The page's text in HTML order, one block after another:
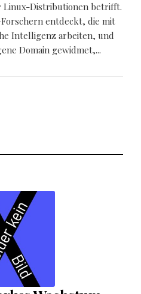
Linux-Distributionen betrifft.
entdeckt, die mit
Intelligenz arbeiten, und
Domain gewidmet,...